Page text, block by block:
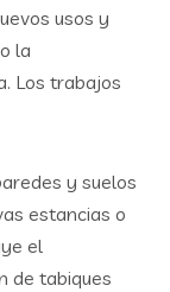
usos y
la
Los trabajos
y suelos
estancias o
el
de tabiques